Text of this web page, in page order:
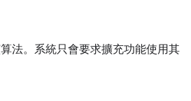
法。系統只會要求擴充功能使用其